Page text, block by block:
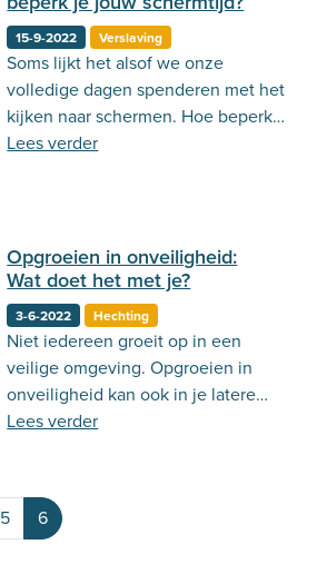
Sport Hechting
Actueel
Stemming
Emoties
15-9-2022 Verslaving
Soms lijkt het alsof we onze
volledige dagen spenderen met het
kijken naar schermen. Hoe beperk
je jouw schermtijd?
Lees verder
Opgroeien in onveiligheid:
Wat doet het met je?
3-6-2022 Hechting
Niet iedereen groeit op in een
veilige omgeving. Opgroeien in
onveiligheid kan ook in je latere
leven blijvende gevolgen hebben.
Lees verder
5 6